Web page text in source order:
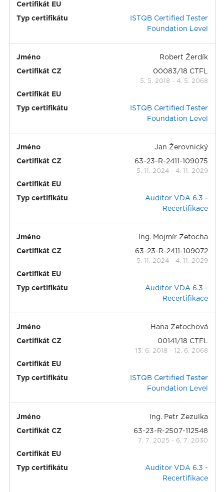
Certifikát EU
Typ certifikátu
ISTQB Certified Tester
Foundation Level
Jméno
Robert Žerdík
Certifikát CZ
00083/18 CTFL
5. 5. 2018 - 4. 5. 2068
Certifikát EU
Typ certifikátu
ISTQB Certified Tester
Foundation Level
Jméno
Jan Žerovnický
Certifikát CZ
63-23-R-2411-109075
5. 11. 2024- 4. 11. 2029
Certifikát EU
Typ certifikátu
Auditor VDA 6.3 -
Recertifikace
Jméno
Ing. Mojmír Zetocha
Certifikát CZ
63-23-R-2411-109072
5. 11. 2024- 4. 11. 2029
Certifikát EU
Typ certifikátu
Auditor VDA 6.3 -
Recertifikace
Jméno
Hana Zetochová
Certifikát CZ
00141/18 CTFL
13. 6. 2018 - 12. 6. 2068
Certifikát EU
Typ certifikátu
ISTQB Certified Tester
Foundation Level
Jméno
Ing. Petr Zezulka
Certifikát CZ
63-23-R-2507-112548
7. 7. 2025 - 6. 7. 2030
Certifikát EU
Typ certifikátu
Auditor VDA 6.3 -
Recertifikace